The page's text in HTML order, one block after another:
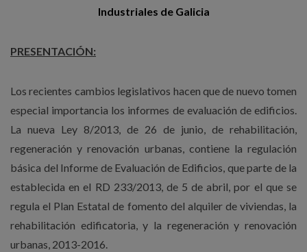
Industriales de Galicia
PRESENTACIÓN:
Los recientes cambios legislativos hacen que de nuevo tomen
especial importancia los informes de evaluación de edificios.
La nueva Ley 8/2013, de 26 de junio, de rehabilitación,
regeneración y renovación urbanas, contiene la regulación
básica del Informe de Evaluación de Edificios, que parte de la
establecida en el RD 233/2013, de 5 de abril, por el que se
regula el Plan Estatal de fomento del alquiler de viviendas, la
rehabilitación edificatoria, y la regeneración y renovación
urbanas, 2013-2016.